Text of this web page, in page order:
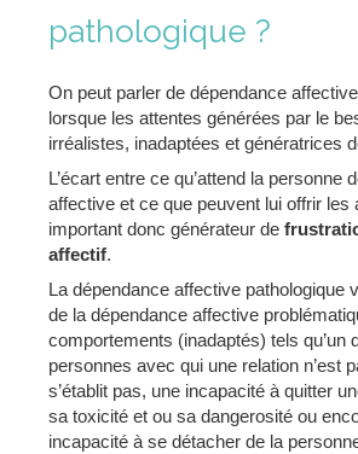
pathologique ?
On peut parler de dépendance affective
lorsque les attentes générées par le
irréalistes, inadaptées et génératrices
L’écart entre ce qu’attend la personne
affective et ce que peuvent lui offrir les
important donc générateur de
affectif.
La dépendance affective pathologique
de la dépendance affective
comportements (inadaptés) tels qu’un
personnes avec qui une relation n’est
s’établit pas, une incapacité à quitter
sa toxicité et ou sa dangerosité ou
incapacité à se détacher de la